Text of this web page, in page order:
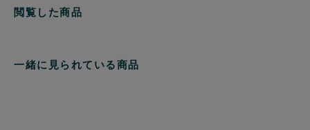
閲覧した商品
一緒に見られている商品